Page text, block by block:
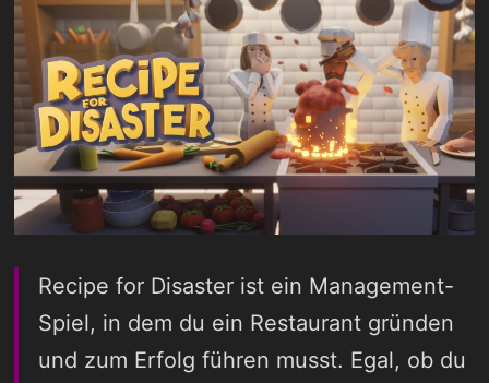
Recipe for Disaster ist ein Management-
Spiel, in dem du ein Restaurant gründen
und zum Erfolg führen musst. Egal, ob du